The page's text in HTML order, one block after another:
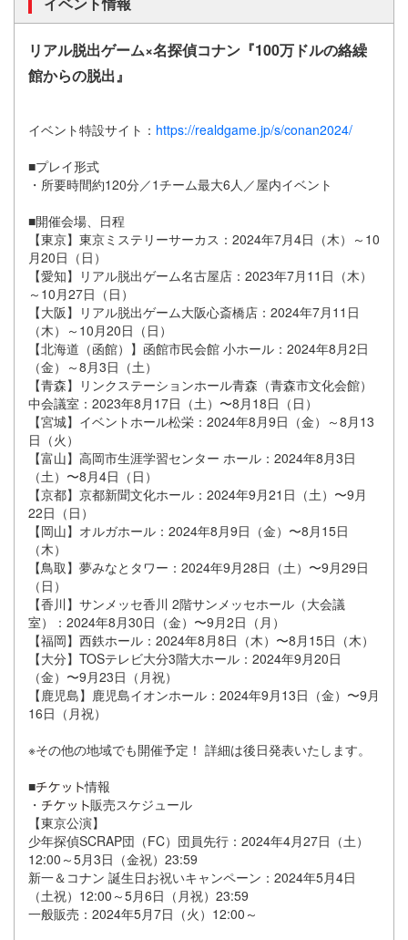
リアル脱出ゲーム×名探偵コナン『100万ドルの絡繰
館からの脱出』
イベント特設サイト： https://realdgame.jp/s/conan2024/
■プレイ形式
・所要時間約120分／1チーム最大6人／屋内イベント
■開催会場、日程
【東京】東京ミステリーサーカス：2024年7月4日（木）～10
月20日（日）
【愛知】リアル脱出ゲーム名古屋店：2023年7月11日（木）
～10月27日（日）
【大阪】リアル脱出ゲーム大阪心斎橋店：2024年7月11日
（木）～10月20日（日）
【北海道（函館）】函館市民会館 小ホール：2024年8月2日
（金）～8月3日（土）
【青森】リンクステーションホール青森（青森市文化会館）
中会議室：2023年8月17日（土）〜8月18日（日）
【宮城】イベントホール松栄：2024年8月9日（金）～8月13
日（火）
【富山】高岡市生涯学習センター ホール：2024年8月3日
（土）〜8月4日（日）
【京都】京都新聞文化ホール：2024年9月21日（土）〜9月
22日（日）
【岡山】オルガホール：2024年8月9日（金）〜8月15日
（木）
【鳥取】夢みなとタワー：2024年9月28日（土）〜9月29日
（日）
【香川】サンメッセ香川 2階サンメッセホール（大会議
室）：2024年8月30日（金）〜9月2日（月）
【福岡】西鉄ホール：2024年8月8日（木）〜8月15日（木）
【大分】TOSテレビ大分3階大ホール：2024年9月20日
（金）〜9月23日（月祝）
【鹿児島】鹿児島イオンホール：2024年9月13日（金）〜9月
16日（月祝）
※その他の地域でも開催予定！ 詳細は後日発表いたします。
■
情報
・
販売スケジュール
【東京公演】
少年探偵SCRAP団（FC）団員先行：2024年4月27日（土）
12:00～5月3日（金祝）23:59
新一＆コナン 誕生日お祝いキャンペーン：2024年5月4日
（土祝）12:00～5月6日（月祝）23:59
一般販売：2024年5月7日（火）12:00～